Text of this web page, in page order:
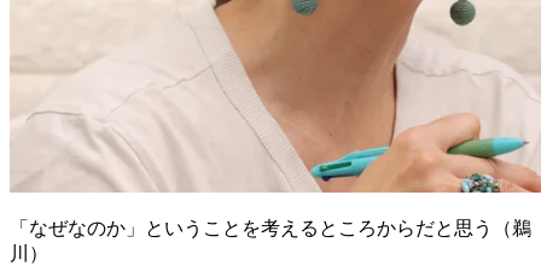
「なぜなのか」ということを考えるところからだと思う（鵜
川）